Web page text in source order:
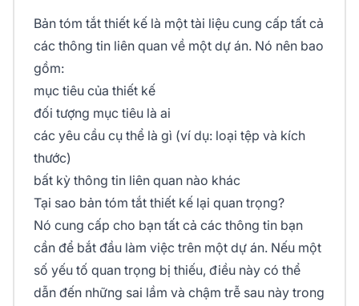
Bản tóm tắt thiết kế là một tài liệu cung cấp tất cả
các thông tin liên quan về một dự án. Nó nên bao
gồm:
mục tiêu của thiết kế
đối tượng mục tiêu là ai
các yêu cầu cụ thể là gì (ví dụ: loại tệp và kích
thước)
bất kỳ thông tin liên quan nào khác
Tại sao bản tóm tắt thiết kế lại quan trọng?
Nó cung cấp cho bạn tất cả các thông tin bạn
cần để bắt đầu làm việc trên một dự án. Nếu một
số yếu tố quan trọng bị thiếu, điều này có thể
dẫn đến những sai lầm và chậm trễ sau này trong